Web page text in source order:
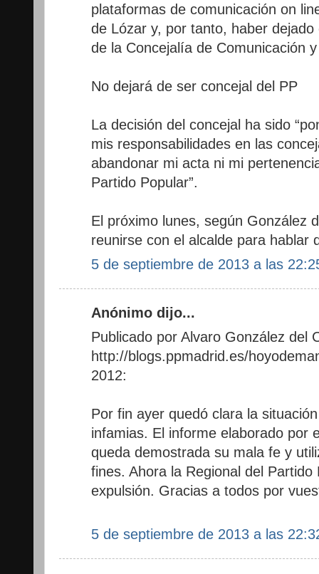
plataformas de comunicación on
de Lózar y, por tanto, haber
de la Concejalía de Comunicación
No dejará de ser concejal del PP
La decisión del concejal ha sido
mis responsabilidades en las
abandonar mi acta ni mi
Partido Popular”.
El próximo lunes, según González
reunirse con el alcalde para hablar
5 de septiembre de 2013 a las
Anónimo dijo...
Publicado por Alvaro González del
http://blogs.ppmadrid.es/
2012:
Por fin ayer quedó clara la
infamias. El informe elaborado por
queda demostrada su mala fe y
fines. Ahora la Regional del
expulsión. Gracias a todos por
5 de septiembre de 2013 a las